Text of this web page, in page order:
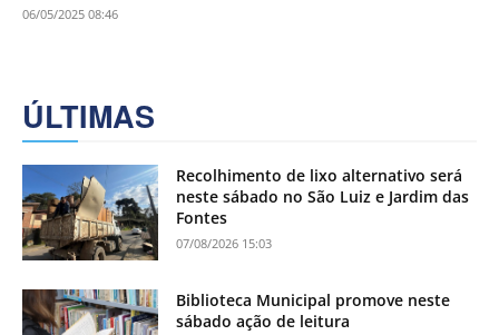
06/05/2025 08:46
ÚLTIMAS
Recolhimento de lixo alternativo será
neste sábado no São Luiz e Jardim das
Fontes
07/08/2026 15:03
Biblioteca Municipal promove neste
sábado ação de leitura